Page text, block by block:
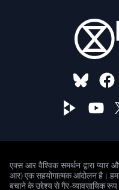
एक्स आर वैश्विक समर्थन द्वारा प्यार
आर) एक सहयोगात्मक आंदोलन है।
बचाने के उद्देश्य से गैर-व्यावसायिक